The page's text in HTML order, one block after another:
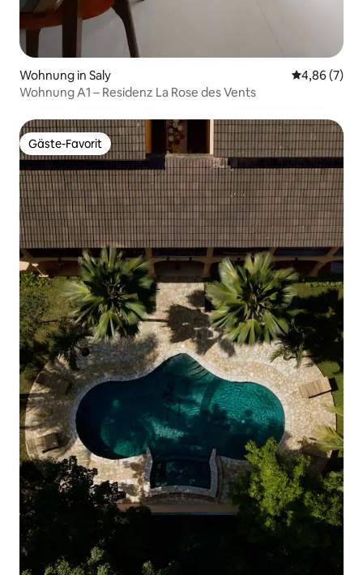
Wohnung in Saly
4,86 (7)
Wohnung A1 – Residenz La Rose des Vents
Gäste-Favorit
Gäste-Favorit